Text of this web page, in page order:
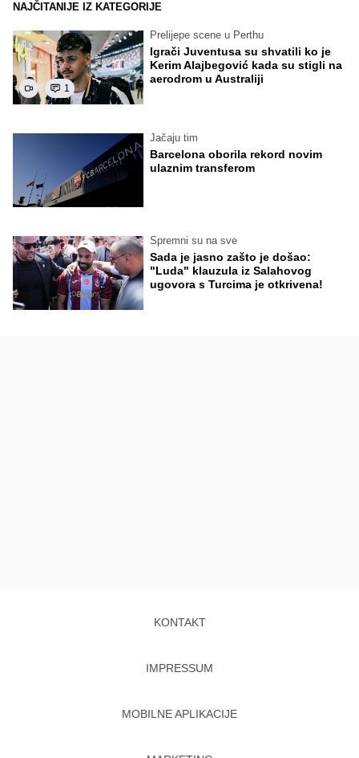
NAJČITANIJE IZ KATEGORIJE
1
Prelijepe scene u Perthu
Igrači Juventusa su shvatili ko je
Kerim Alajbegović kada su stigli na
aerodrom u Australiji
Jačaju tim
Barcelona oborila rekord novim
ulaznim transferom
Spremni su na sve
Sada je jasno zašto je došao:
"Luda" klauzula iz Salahovog
ugovora s Turcima je otkrivena!
KONTAKT
IMPRESSUM
MOBILNE APLIKACIJE